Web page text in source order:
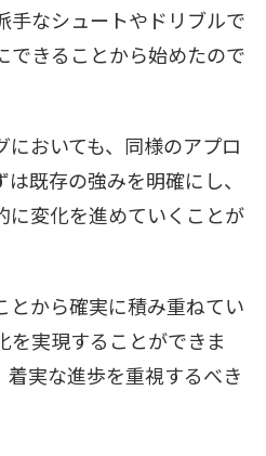
手なシュートやドリブルで
できることから始めたので
おいても、同様のアプロ
既存の強みを明確にし、
に変化を進めていくことが
とから確実に積み重ねてい
を実現することができま
着実な進歩を重視するべき